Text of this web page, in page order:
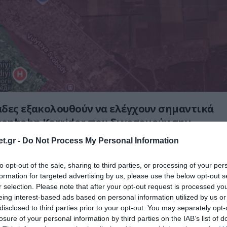
- Do Not Process My Personal Information
opt-out of the sale, sharing to third parties, or processing of your
for targeted advertising by us, please use the below opt-out
selection. Please note that after your opt-out request is processed
interest-based ads based on personal information utilized by us
to third parties prior to your opt-out. You may separately
of your personal information by third parties on the IAB’s list of
εξακολουθούν να ελέγχουν σημαντικά
Korridor που διχοτομούν την
Λιμάν και πρέπει να εκδιωχθούν
Σλοβιάνσκ.
στρατός μπορεί να προμηθεύσει μια
«εφεδρεία» στο δάσος και να
διείσδυση και την κατασκοπεία. Το